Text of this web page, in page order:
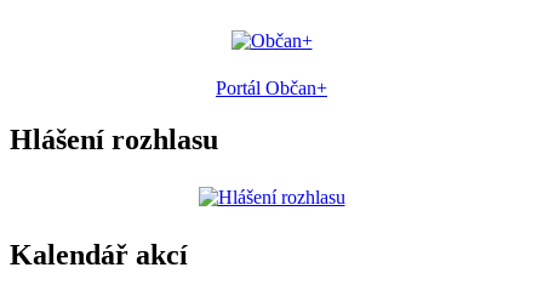
Portál Občan+
Hlášení rozhlasu
Kalendář akcí